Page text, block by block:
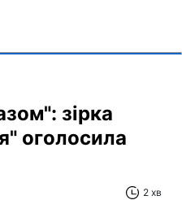
зірка
оголосила
2 хв